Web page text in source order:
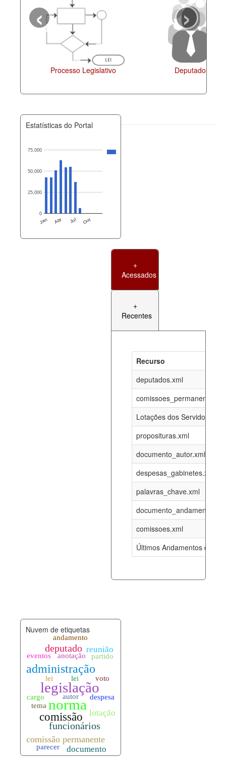
Processo Legislativo Deputados
‹ ›
Estatísticas do Portal
Jan Abr Jul Out
0
25,000
50,000
75,000
+
Acessados
+
Recentes
Recurso
deputados.xml
Lotações dos Servidores
proposituras.xml
documento_autor.xml
despesas_gabinetes.xml
palavras_chave.xml
documento_andamento.xml
comissoes.xml
Últimos Andamentos de
documento_andamento_atual.xml
08-08-
funcionarios_lotacoes.xml
funcionarios_cargos.xml 12-05-
08-08-
documento_andamento.xml 08-08-
palavras_chave.xml 08-08-
legislacao_norma_anotacoes.xml
Nuvem de etiquetas